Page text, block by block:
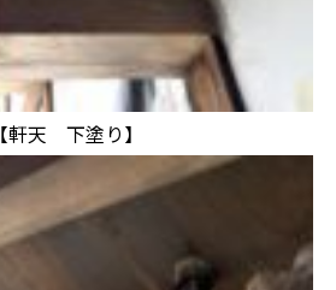
【軒天 下塗り】